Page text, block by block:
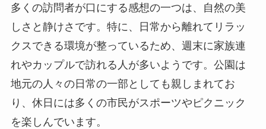
多くの訪問者が口にする感想の一つは、自然の美
しさと静けさです。特に、日常から離れてリラッ
クスできる環境が整っているため、週末に家族連
れやカップルで訪れる人が多いようです。公園は
地元の人々の日常の一部としても親しまれてお
り、休日には多くの市民がスポーツやピクニック
を楽しんでいます。